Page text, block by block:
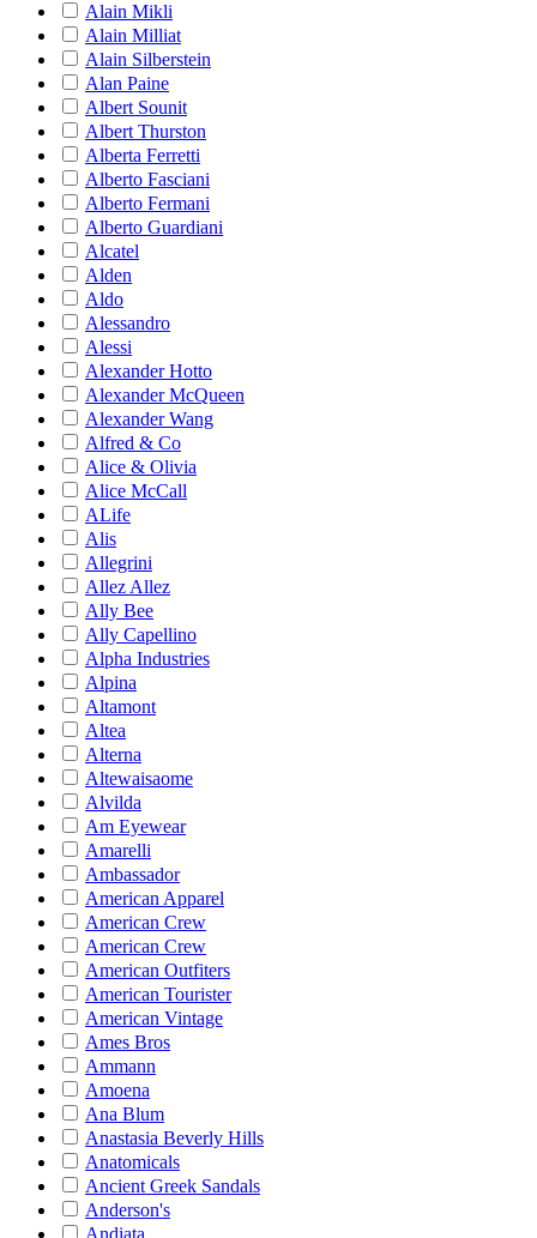
Alain Mikli
Alain Milliat
Alain Silberstein
Alan Paine
Albert Sounit
Albert Thurston
Alberta Ferretti
Alberto Fasciani
Alberto Fermani
Alberto Guardiani
Alcatel
Alden
Aldo
Alessandro
Alessi
Alexander Hotto
Alexander McQueen
Alexander Wang
Alfred & Co
Alice & Olivia
Alice McCall
ALife
Alis
Allegrini
Allez Allez
Ally Bee
Ally Capellino
Alpha Industries
Alpina
Altamont
Altea
Alterna
Altewaisaome
Alvilda
Am Eyewear
Amarelli
Ambassador
American Apparel
American Crew
American Crew
American Outfiters
American Tourister
American Vintage
Ames Bros
Ammann
Amoena
Ana Blum
Anastasia Beverly Hills
Anatomicals
Ancient Greek Sandals
Anderson's
Andiata